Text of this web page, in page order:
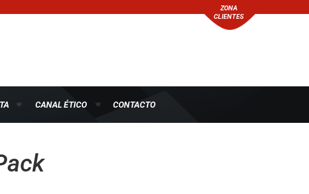
ZONA
CLIENTES
CANAL ÉTICO CONTACTO